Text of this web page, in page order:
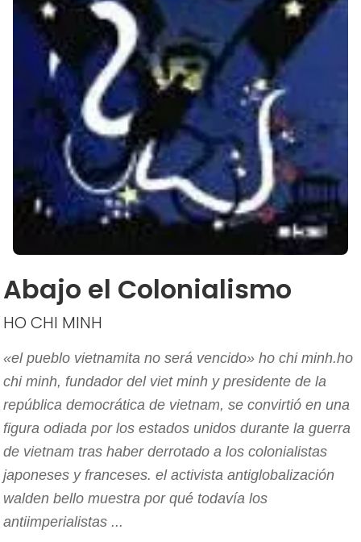
Abajo el Colonialismo
HO CHI MINH
«el pueblo vietnamita no será vencido» ho chi minh.ho
chi minh, fundador del viet minh y presidente de la
república democrática de vietnam, se convirtió en una
figura odiada por los estados unidos durante la guerra
de vietnam tras haber derrotado a los colonialistas
japoneses y franceses. el activista antiglobalización
walden bello muestra por qué todavía los
antiimperialistas ...